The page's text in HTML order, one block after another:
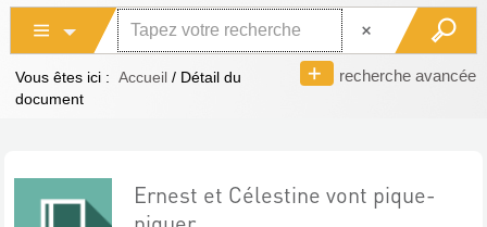
recherche avancée
Vous êtes ici : Accueil / Détail du
document
Ernest et Célestine vont pique-